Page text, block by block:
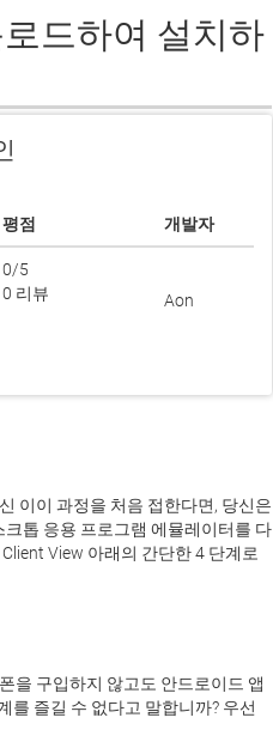
드하여 설치하
평점 개발자
0/5
0 리뷰
Aon
이이 과정을 처음 접한다면, 당신은
톱 응용 프로그램 에뮬레이터를 다
View 아래의 간단한 4 단계로
을 구입하지 않고도 안드로이드 앱
를 즐길 수 없다고 말합니까? 우선